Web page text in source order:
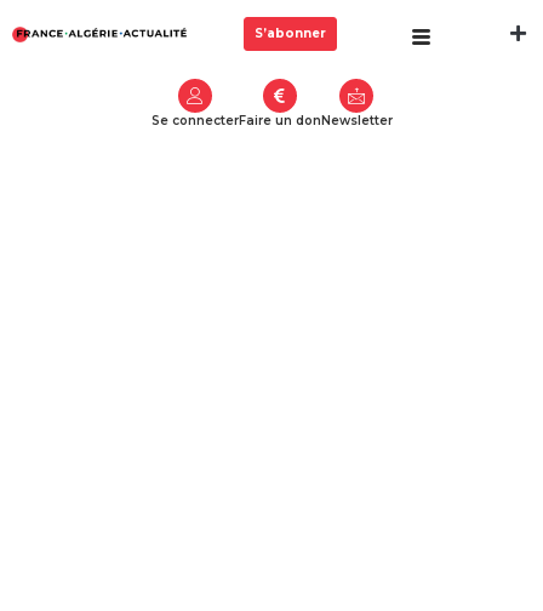
S’abonner
Se connecterFaire un donNewsletter